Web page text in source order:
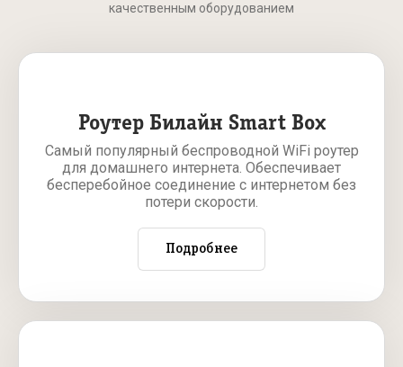
качественным оборудованием
Роутер Билайн Smart Box
Самый популярный беспроводной WiFi роутер
для домашнего интернета. Обеспечивает
бесперебойное соединение с интернетом без
потери скорости.
Подробнее